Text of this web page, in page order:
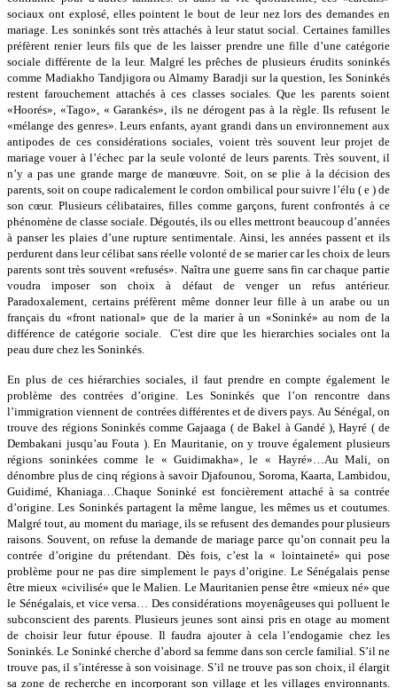
sociaux ont explosé, elles pointent le bout de leur nez lors des demandes en
mariage. Les soninkés sont très attachés à leur statut social. Certaines familles
préfèrent renier leurs fils que de les laisser prendre une fille d’une catégorie
sociale différente de la leur. Malgré les prêches de plusieurs érudits soninkés
comme Madiakho Tandjigora ou Almamy Baradji sur la question, les Soninkés
restent farouchement attachés à ces classes sociales. Que les parents soient
«Hoorés», «Tago», « Garankés», ils ne dérogent pas à la règle. Ils refusent le
«mélange des genres». Leurs enfants, ayant grandi dans un environnement aux
antipodes de ces considérations sociales, voient très souvent leur projet de
mariage vouer à l’échec par la seule volonté de leurs parents. Très souvent, il
n’y a pas une grande marge de manœuvre. Soit, on se plie à la décision des
parents, soit on coupe radicalement le cordon ombilical pour suivre l’élu ( e ) de
son cœur. Plusieurs célibataires, filles comme garçons, furent confrontés à ce
phénomène de classe sociale. Dégoutés, ils ou elles mettront beaucoup d’années
à panser les plaies d’une rupture sentimentale. Ainsi, les années passent et ils
perdurent dans leur célibat sans réelle volonté de se marier car les choix de leurs
parents sont très souvent «refusés». Naîtra une guerre sans fin car chaque partie
voudra imposer son choix à défaut de venger un refus antérieur.
Paradoxalement, certains préfèrent même donner leur fille à un arabe ou un
français du «front national» que de la marier à un «Soninké» au nom de la
différence de catégorie sociale. C'est dire que les hierarchies sociales ont la
peau dure chez les Soninkés.
En plus de ces hiérarchies sociales, il faut prendre en compte également le
problème des contrées d’origine. Les Soninkés que l’on rencontre dans
l’immigration viennent de contrées différentes et de divers pays. Au Sénégal, on
trouve des régions Soninkés comme Gajaaga ( de Bakel à Gandé ), Hayré ( de
Dembakani jusqu’au Fouta ). En Mauritanie, on y trouve également plusieurs
régions soninkées comme le « Guidimakha», le « Hayré»…Au Mali, on
dénombre plus de cinq régions à savoir Djafounou, Soroma, Kaarta, Lambidou,
Guidimé, Khaniaga…Chaque Soninké est foncièrement attaché à sa contrée
d’origine. Les Soninkés partagent la même langue, les mêmes us et coutumes.
Malgré tout, au moment du mariage, ils se refusent des demandes pour plusieurs
raisons. Souvent, on refuse la demande de mariage parce qu’on connait peu la
contrée d’origine du prétendant. Dès fois, c’est la « lointaineté» qui pose
problème pour ne pas dire simplement le pays d’origine. Le Sénégalais pense
être mieux «civilisé» que le Malien. Le Mauritanien pense être «mieux né» que
le Sénégalais, et vice versa… Des considérations moyenâgeuses qui polluent le
subconscient des parents. Plusieurs jeunes sont ainsi pris en otage au moment
de choisir leur futur épouse. Il faudra ajouter à cela l’endogamie chez les
Soninkés. Le Soninké cherche d’abord sa femme dans son cercle familial. S’il ne
trouve pas, il s’intéresse à son voisinage. S’il ne trouve pas son choix, il élargit
sa zone de recherche en incorporant son village et les villages environnants.